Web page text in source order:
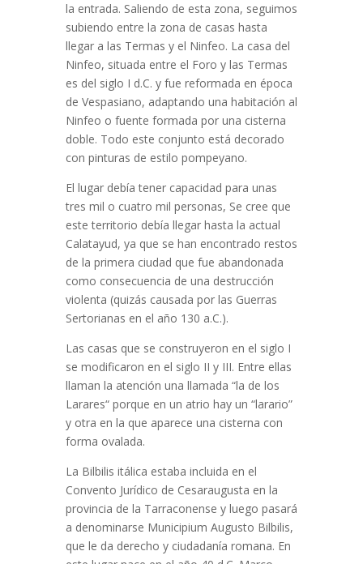
la entrada. Saliendo de esta zona, seguimos
subiendo entre la zona de casas hasta
llegar a las Termas y el Ninfeo. La casa del
Ninfeo, situada entre el Foro y las Termas
es del siglo I d.C. y fue reformada en época
de Vespasiano, adaptando una habitación al
Ninfeo o fuente formada por una cisterna
doble. Todo este conjunto está decorado
con pinturas de estilo pompeyano.
El lugar debía tener capacidad para unas
tres mil o cuatro mil personas, Se cree que
este territorio debía llegar hasta la actual
Calatayud, ya que se han encontrado restos
de la primera ciudad que fue abandonada
como consecuencia de una destrucción
violenta (quizás causada por las Guerras
Sertorianas en el año 130 a.C.).
Las casas que se construyeron en el siglo I
se modificaron en el siglo II y III. Entre ellas
llaman la atención una llamada “la de los
Larares“ porque en un atrio hay un “larario”
y otra en la que aparece una cisterna con
forma ovalada.
La Bilbilis itálica estaba incluida en el
Convento Jurídico de Cesaraugusta en la
provincia de la Tarraconense y luego pasará
a denominarse Municipium Augusto Bilbilis,
que le da derecho y ciudadanía romana. En